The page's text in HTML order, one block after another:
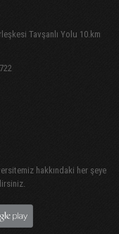
Tavşanlı Yolu 10.km
hakkındaki her şeye